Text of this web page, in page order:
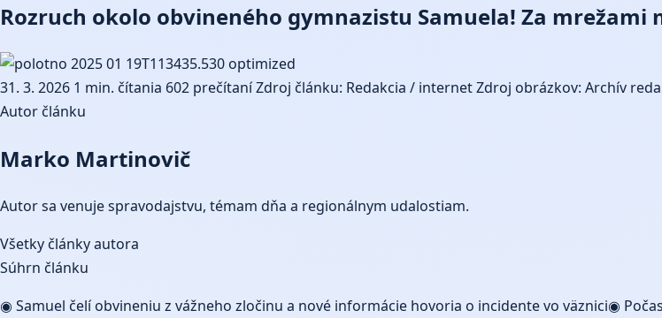
Rozruch okolo obvineného gymnazistu Samuela! Za mrežami
31. 3. 2026 1 min. čítania 602 prečítaníZdroj článku: Redakcia / internetZdroj obrázkov: Archív
Autor článku
Marko Martinovič
Autor sa venuje spravodajstvu, témam dňa a regionálnym udalostiam.
Všetky články autora
Súhrn článku
◉ Samuel čelí obvineniu z vážneho zločinu a nové informácie hovoria o incidente vo väznici◉